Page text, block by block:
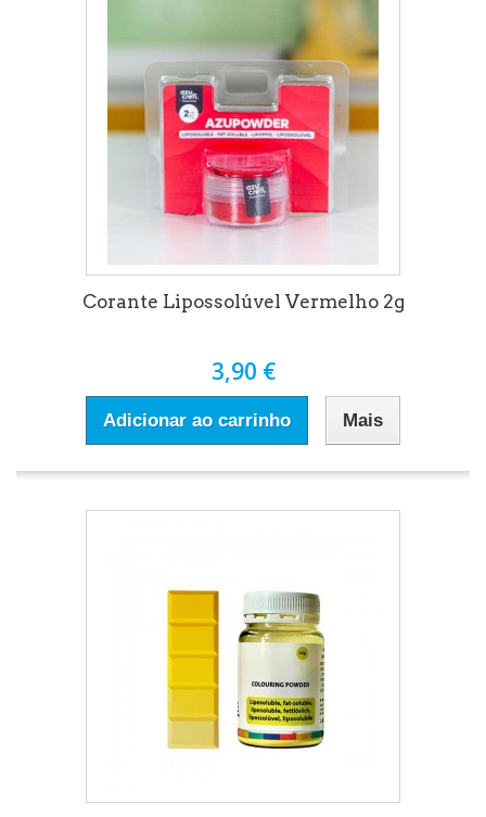
Corante Lipossolúvel Vermelho 2g
3,90 €
Adicionar ao carrinho Mais